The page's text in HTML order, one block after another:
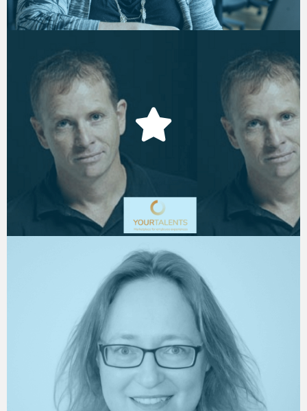
צור ברק
מנכ"ל, YourTalents
ליטל שמר חיים
People Analytics & HR Data